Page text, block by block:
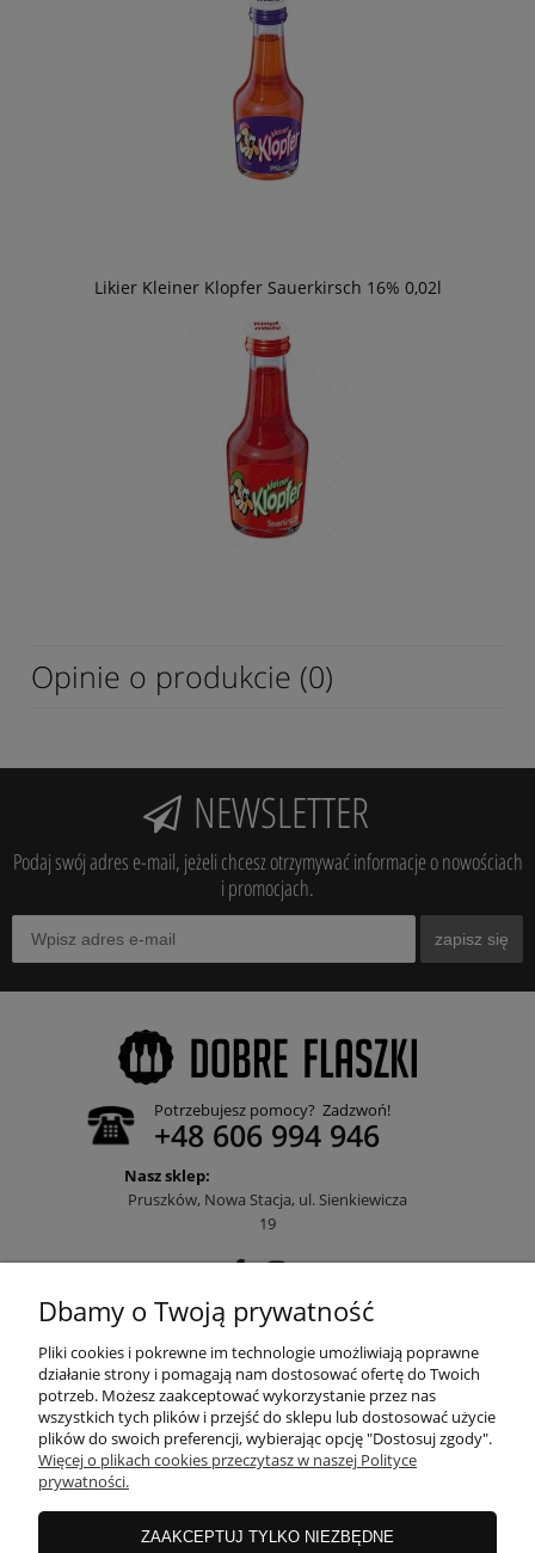
Likier Kleiner Klopfer Sauerkirsch 16% 0,02l
Opinie o produkcie (0)
NEWSLETTER
Podaj swój adres e-mail, jeżeli chcesz otrzymywać informacje o nowościach
i promocjach.
zapisz się
Potrzebujesz pomocy? Zadzwoń!
+48 606 994 946
Nasz sklep:
Pruszków, Nowa Stacja, ul. Sienkiewicza
19
POMOC
MOJE KONTO
PŁATNOŚCI I DOSTAWA
Dbamy o Twoją prywatność
Pliki cookies i pokrewne im technologie umożliwiają poprawne
działanie strony i pomagają nam dostosować ofertę do Twoich
potrzeb. Możesz zaakceptować wykorzystanie przez nas
wszystkich tych plików i przejść do sklepu lub dostosować użycie
plików do swoich preferencji, wybierając opcję "Dostosuj zgody".
Więcej o plikach cookies przeczytasz w naszej Polityce
prywatności.
ZAAKCEPTUJ TYLKO NIEZBĘDNE